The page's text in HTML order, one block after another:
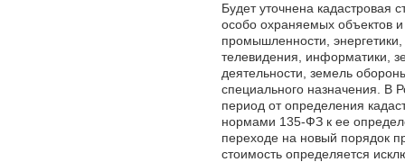
Будет уточнена кадастровая
особо охраняемых объектов
промышленности,
телевидения, информатики,
деятельности, земель
специального назначения. В
период от определения
нормами 135-ФЗ к ее
переходе на новый порядок
стоимость определяется